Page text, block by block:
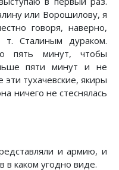
или Ворошилову, я
говоря, наверно,
т. Сталиным дураком.
пять минут, чтобы
пяти минут и не
тухачевские, якиры
ничего не стеснялась
и армию, и
в каком угодно виде.